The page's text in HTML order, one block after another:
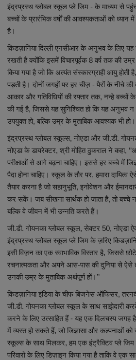
इंद्रप्रस्थ ग्लोबल स्कूल प्ले जिम - के माध्यम से
बच्चों के प्रारंभिक वर्षों की आवश्यकताओं को ध्यान
है।
किडज़ानिया दिल्ली एनसीआर के अनुभव के लिए यह
रखती है क्योंकि इसमें विचारपूर्वक 8 वर्ष तक की
किया गया है जो कि अत्यंत संस्कारग्राही आयु होती
पड़ती है। दोनों जगहों पर हर चीज़ - पैरों के नीचे
आकार और गतिविधियों की रफ्तार तक, नन्हे
की गई है, जिससे यह सुनिश्चित हो कि यह
उपयुक्त हो, बल्कि उम्र के मुताबिक आवश्यक भी हो।
इंद्रप्रस्थ ग्लोबल स्कूल्स, नोएडा और जी.डी.
नोएडा के डायरेक्टर, श्री मोहित ठुकराल ने कहा,
परीक्षाओं से आगे बढ़ना चाहिए। इससे हर बच्चे में
पैदा होना चाहिए। स्कूल के तौर पर, हमारा दायित्व
तैयार करना है जो सहानुभूति, इनोवेशन और
कर सकें। जब सीखना सार्थक हो जाता है, तो बच्चे
बल्कि वे जीवन में भी उन्नति करते हैं।
जी.डी. गोयनका ग्लोबल स्कूल, सेक्टर 50, नोएडा
इंद्रप्रस्थ ग्लोबल स्कूल प्ले जिम के ज़रिए
इसी विज़न का एक स्वाभाविक विस्तार है, जिससे
रचनात्मकता और अपने आस-पास की दुनिया से ऐसे
उनकी उम्र के मुताबिक अर्थपूर्ण हों।’’
किडज़ानिया इंडिया के चीफ बिजनेस ऑफिसर,
जी.डी. गोयनका ग्लोबल स्कूल के साथ साझेदारी
करने के लिए उत्साहित हैं - यह एक दिलचस्प जगह है
में व्यस्त हो सकते हैं, जो जिज्ञासा और कल्पनाओं
स्कूल्स के साथ मिलकर, हम एक इंट्रैक्टिव प्ले जिम
परिवारों के लिए डिज़ाइन किया गया है ताकि वे